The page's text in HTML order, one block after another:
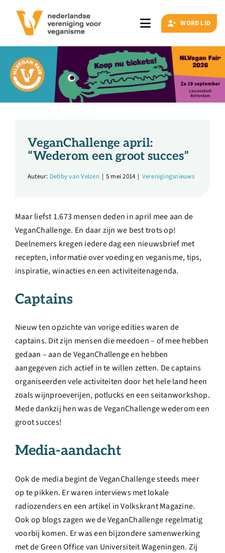
inhoud
Toggle
Navigation
Zoeken
naar:
Over ons
Ondernemer
Contact
Doneren
English
WORD LID
VeganChallenge april:
“Wederom een groot succes”
Auteur: Debby van Velzen | 5 mei 2014 | Verenigingsnieuws
Maar liefst 1.673 mensen deden in april mee aan de
VeganChallenge. En daar zijn we best trots op!
Deelnemers kregen iedere dag een nieuwsbrief met
recepten, informatie over voeding en veganisme, tips,
inspiratie, winacties en een activiteitenagenda.
Captains
Nieuw ten opzichte van vorige edities waren de
captains. Dit zijn mensen die meedoen – of mee hebben
gedaan – aan de VeganChallenge en hebben
aangegeven zich actief in te willen zetten. De captains
organiseerden vele activiteiten door het hele land heen
zoals wijnproeverijen, potlucks en een seitanworkshop.
Mede dankzij hen was de VeganChallenge wederom een
groot succes!
Media-aandacht
Ook de media begint de VeganChallenge steeds meer
op te pikken. Er waren interviews met lokale
radiozenders en een artikel in Volkskrant Magazine.
Ook op blogs zagen we de VeganChallenge regelmatig
voorbij komen. Er was een bijzondere samenwerking
met de Green Office van Universiteit Wageningen. Zij